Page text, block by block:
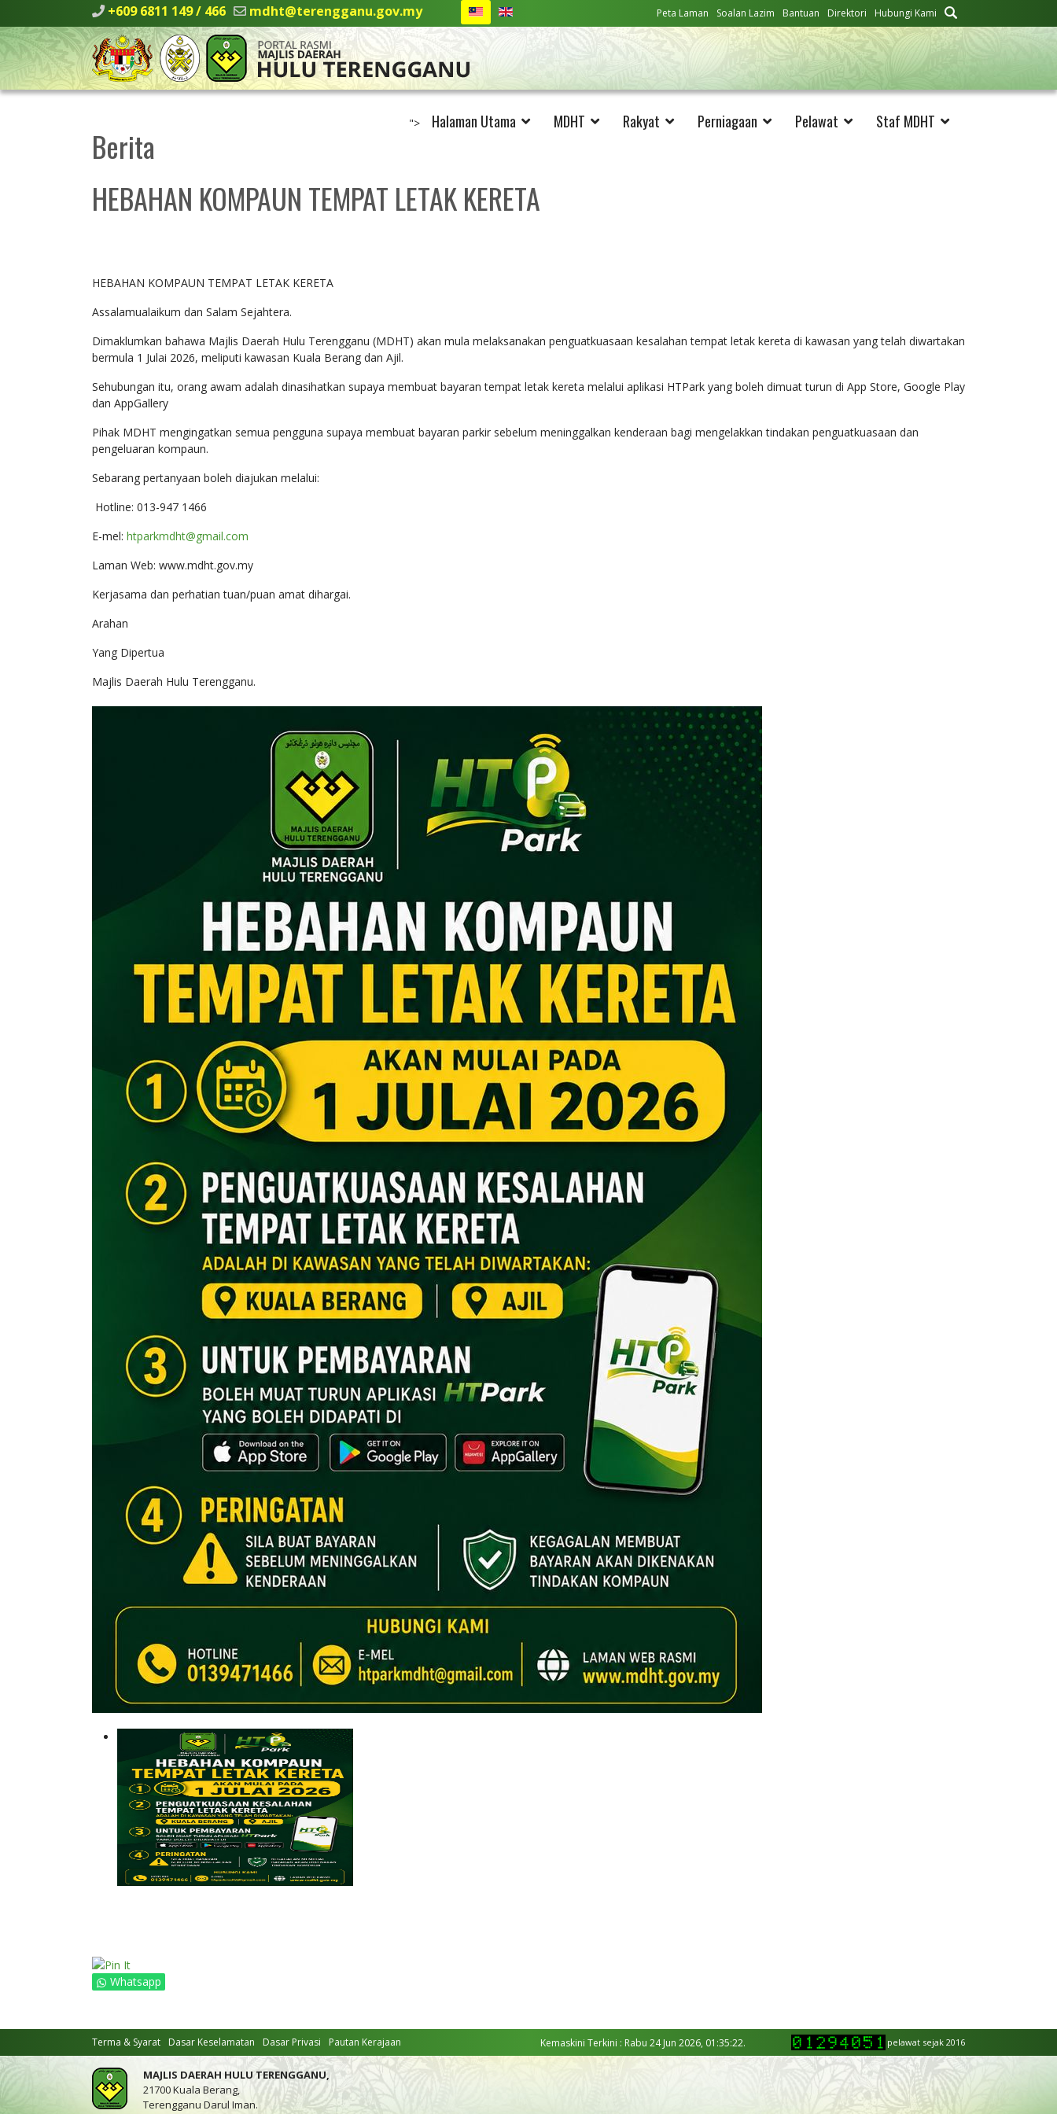
+609 6811 149 / 466 mdht@terengganu.gov.my Peta Laman Soalan Lazim Bantuan Direktori Hubungi Kami
"> Halaman Utama MDHT Rakyat Perniagaan Pelawat Staf MDHT
Berita
HEBAHAN KOMPAUN TEMPAT LETAK KERETA
HEBAHAN KOMPAUN TEMPAT LETAK KERETA
Assalamualaikum dan Salam Sejahtera.
Dimaklumkan bahawa Majlis Daerah Hulu Terengganu (MDHT) akan mula melaksanakan penguatkuasaan kesalahan tempat letak kereta di kawasan yang telah diwartakan
bermula 1 Julai 2026, meliputi kawasan Kuala Berang dan Ajil.
Sehubungan itu, orang awam adalah dinasihatkan supaya membuat bayaran tempat letak kereta melalui aplikasi HTPark yang boleh dimuat turun di App Store, Google Play
dan AppGallery
Pihak MDHT mengingatkan semua pengguna supaya membuat bayaran parkir sebelum meninggalkan kenderaan bagi mengelakkan tindakan penguatkuasaan dan
pengeluaran kompaun.
Sebarang pertanyaan boleh diajukan melalui:
Hotline: 013-947 1466
E-mel: htparkmdht@gmail.com
Laman Web: www.mdht.gov.my
Kerjasama dan perhatian tuan/puan amat dihargai.
Arahan
Yang Dipertua
Majlis Daerah Hulu Terengganu.
Whatsapp
Terma & Syarat Dasar Keselamatan Dasar Privasi Pautan Kerajaan Kemaskini Terkini : Rabu 24 Jun 2026, 01:35:22. pelawat sejak 2016
MAJLIS DAERAH HULU TERENGGANU,
21700 Kuala Berang,
Terengganu Darul Iman.